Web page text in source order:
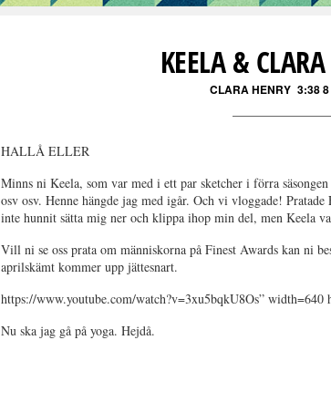
KEELA &
CLARA HENRY 3:38
HALLÅ ELLER
Minns ni Keela, som var med i ett par sketcher i förra
osv osv. Henne hängde jag med igår. Och vi vloggade!
inte hunnit sätta mig ner och klippa ihop min del, men Keela
Vill ni se oss prata om människorna på Finest Awards kan ni
aprilskämt kommer upp jättesnart.
https://www.youtube.com/watch?v=3xu5bqkU8Os” width=640
Nu ska jag gå på yoga. Hejdå.